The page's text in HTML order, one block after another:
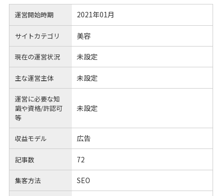
運営開始時期 2021年01月
サイトカテゴリ 美容
現在の運営状況 未設定
主な運営主体 未設定
運営に必要な知
識や資格/許認可
等
未設定
収益モデル 広告
記事数 72
集客方法 SEO